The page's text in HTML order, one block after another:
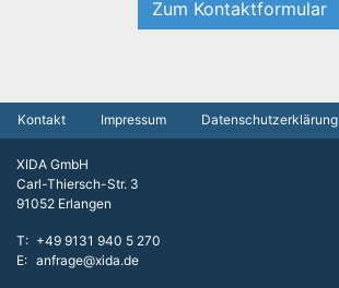
Zum Kontaktformular
Kontakt Impressum Datenschutzerklärung
XIDA GmbH
Carl-Thiersch-Str. 3
91052 Erlangen
T
+49 9131 940 5 270
E
anfrage@xida.de